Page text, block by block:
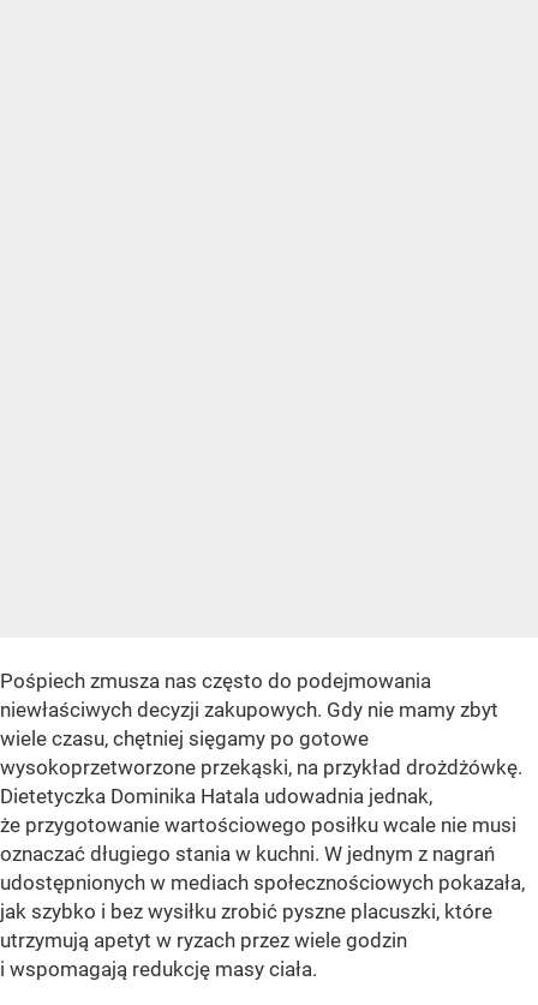
Pośpiech zmusza nas często do podejmowania
niewłaściwych decyzji zakupowych. Gdy nie mamy zbyt
wiele czasu, chętniej sięgamy po gotowe
wysokoprzetworzone przekąski, na przykład drożdżówkę.
Dietetyczka Dominika Hatala udowadnia jednak,
że przygotowanie wartościowego posiłku wcale nie musi
oznaczać długiego stania w kuchni. W jednym z nagrań
udostępnionych w mediach społecznościowych pokazała,
jak szybko i bez wysiłku zrobić pyszne placuszki, które
utrzymują apetyt w ryzach przez wiele godzin
i wspomagają redukcję masy ciała.